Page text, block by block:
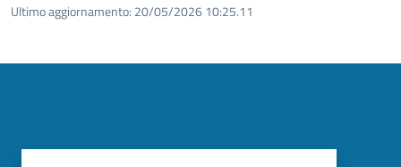
Ultimo aggiornamento: 20/05/2026 10:25.11